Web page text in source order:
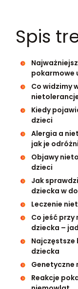
Spis
pokarmowe
Co widzimy
Kiedy
dzieci
Alergia a
jak je
Objawy
dzieci
Jak
dziecka w
Leczenie
Co jeść
dziecka –
Najczęstsze
dziecka
Genetyczne
Reakcje